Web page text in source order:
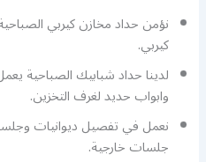
نؤمن حداد مخازن كيربي
كيربي.
لدينا حداد شبابيك الصباحية
وابواب حديد لغرف التخزين.
نعمل في تفصيل ديوانيات
جلسات خارجية.